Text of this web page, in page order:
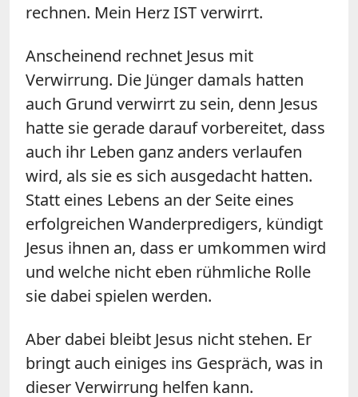
rechnen. Mein Herz IST verwirrt.
Anscheinend rechnet Jesus mit
Verwirrung. Die Jünger damals hatten
auch Grund verwirrt zu sein, denn Jesus
hatte sie gerade darauf vorbereitet, dass
auch ihr Leben ganz anders verlaufen
wird, als sie es sich ausgedacht hatten.
Statt eines Lebens an der Seite eines
erfolgreichen Wanderpredigers, kündigt
Jesus ihnen an, dass er umkommen wird
und welche nicht eben rühmliche Rolle
sie dabei spielen werden.
Aber dabei bleibt Jesus nicht stehen. Er
bringt auch einiges ins Gespräch, was in
dieser Verwirrung helfen kann.